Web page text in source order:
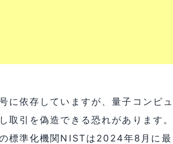
に依存していますが、量子コンピュ
取引を偽造できる恐れがあります。
標準化機関NISTは2024年8月に最